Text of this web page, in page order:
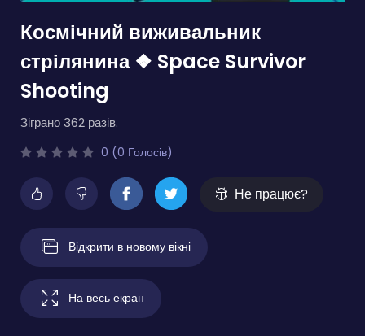
Космічний виживальник
стрілянина ❖ Space Survivor
Shooting
Зіграно 362 разів.
0 (0 Голосів)
Не працює?
Відкрити в новому вікні
На весь екран